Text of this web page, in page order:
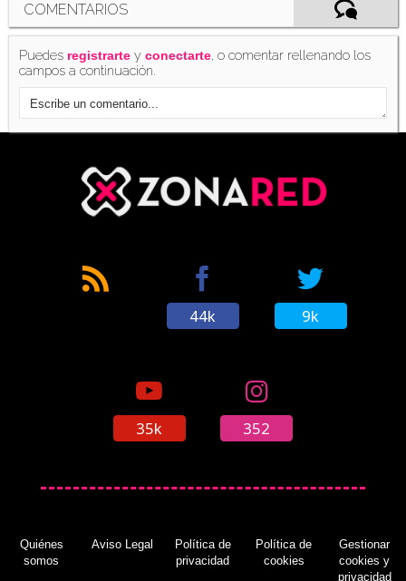
COMENTARIOS
Puedes registrarte yconectarte, o comentar rellenando los
campos a continuación.
44k 9k
35k 352
Quiénes
somos
Aviso Legal
Política de
privacidad
Política de
cookies
Gestionar
cookies y
privacidad